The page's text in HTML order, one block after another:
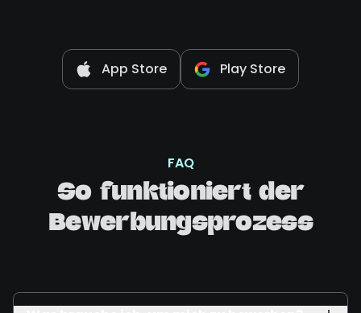
App Store Play Store
FAQ
So funktioniert der
Bewerbungsprozess